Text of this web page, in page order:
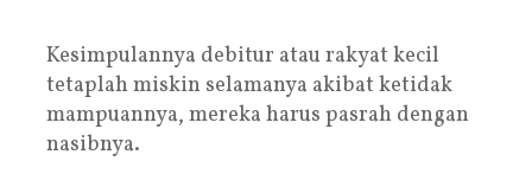
Kesimpulannya debitur atau rakyat kecil
tetaplah miskin selamanya akibat ketidak
mampuannya, mereka harus pasrah dengan
nasibnya.